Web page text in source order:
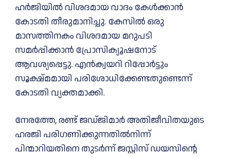
ഹര്‍ജിയില്‍ വിശദമായ വാദം കേള്‍ക്കാന്‍
കോടതി തീരുമാനിച്ചു. കേസില്‍ ഒരു
മാസത്തിനകം വിശദമായ മറുപടി
സമര്‍പ്പിക്കാന്‍ പ്രോസിക്യൂഷനോട്
ആവശ്യപ്പെട്ടു. എന്‍ക്വയറി റിപ്പോര്‍ട്ടും
സൂക്ഷ്മമായി പരിശോധിക്കേണ്ടതുണ്ടെന്ന്
കോടതി വ്യക്തമാക്കി.
നേരത്തേ, രണ്ട് ജഡ്ജിമാർ അതിജീവിതയുടെ
ഹരജി പരിഗണിക്കുന്നതിൽനിന്ന്
പിന്മാറിയതിനെ തുടർന്ന് ജസ്റ്റിസ് ഡയസിന്റെ